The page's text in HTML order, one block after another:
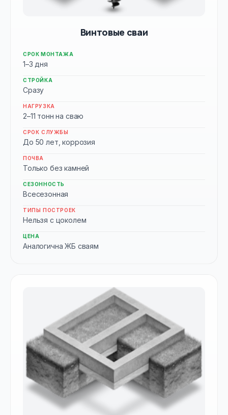
Винтовые сваи
СРОК МОНТАЖА
1–3 дня
СТРОЙКА
Сразу
НАГРУЗКА
2–11 тонн на сваю
СРОК СЛУЖБЫ
До 50 лет, коррозия
ПОЧВА
Только без камней
СЕЗОННОСТЬ
Всесезонная
ТИПЫ ПОСТРОЕК
Нельзя с цоколем
ЦЕНА
Аналогична ЖБ сваям